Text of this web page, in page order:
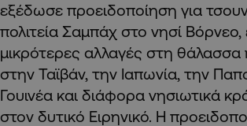
εξέδωσε προειδοποίηση για
πολιτεία Σαμπάχ στο νησί
μικρότερες αλλαγές στη θάλασσα
στην Ταϊβάν, την Ιαπωνία, την
Γουινέα και διάφορα νησιωτικά
στον δυτικό Ειρηνικό. Η